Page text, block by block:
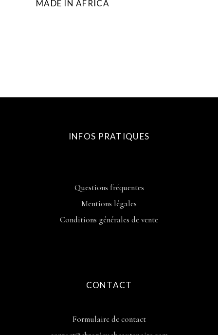
MADE IN AFRICA
INFOS PRATIQUES
Questions fréquentes
Mentions légales
Conditions générales de vente
CONTACT
Formulaire de contact